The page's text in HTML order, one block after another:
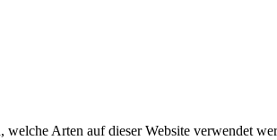
Arten auf dieser Website verwendet